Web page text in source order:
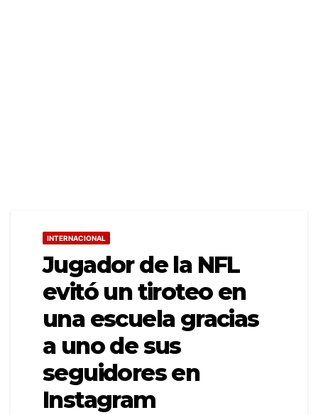
INTERNACIONAL
Jugador de la NFL
evitó un tiroteo en
una escuela gracias
a uno de sus
seguidores en
Instagram